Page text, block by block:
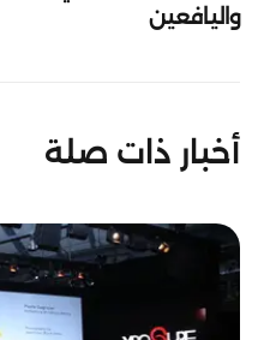
واليافعين
أخبار ذات صلة